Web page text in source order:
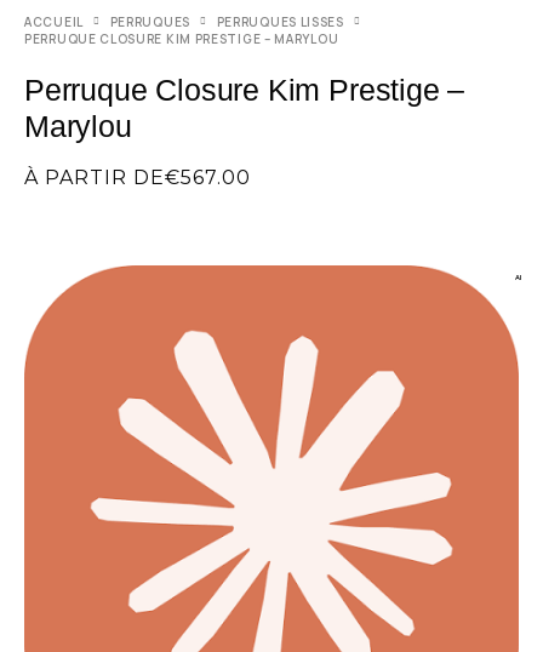
ACCUEIL PERRUQUES
PERRUQUES LISSES
PERRUQUE CLOSURE KIM PRESTIGE – MARYLOU
Perruque Closure Kim Prestige –
Marylou
À PARTIR DE€567.00
AI